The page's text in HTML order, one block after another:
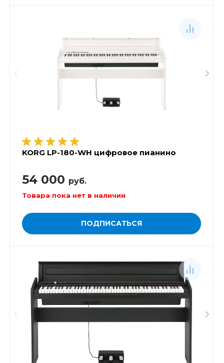
KORG LP-180-WH цифровое пианино
54 000 руб.
Товара пока нет в наличии
ПОДПИСАТЬСЯ